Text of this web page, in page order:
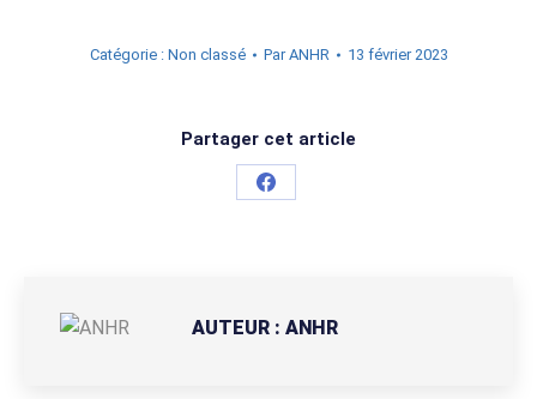
Catégorie : Non classé ParANHR 13 février 2023
Partager cet article
Partager
AUTEUR : ANHR